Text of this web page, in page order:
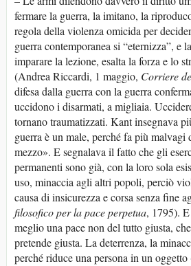
fermare la guerra, la imitano, la
regola della violenza omicida per
guerra contemporanea si “eternizza”, e
imparare la lezione, esalta la forza e lo
(Andrea Riccardi, 1 maggio, Corriere
difesa dalla guerra con la guerra
uccidono i disarmati, a migliaia.
tornano traumatizzati. Kant insegnava
guerra è un male, perché fa più
mezzo». E segnalava il fatto che gli
permanenti sono già, con la loro sola
uso, minaccia agli altri popoli, perciò
causa di insicurezza e corsa senza fine
filosofico per la pace perpetua, 1795).
meglio una pace non del tutto giusta,
pretende giusta. La deterrenza, la
perché riduce una persona in un